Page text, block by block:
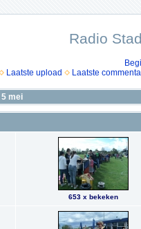
Radio
Laatste upload Laatste
5 mei
653 x bekeken